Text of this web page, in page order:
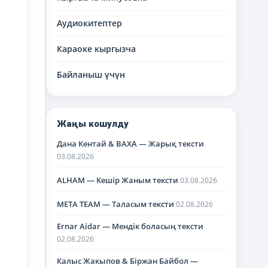
Аудиокитептер
Караоке кыргызча
Байланыш үчүн
Жаңы кошулду
Дана Кентай & BAXA — Жарық тексти
03.08.2026
ALHAM — Кешір Жаным тексти 03.08.2026
META TEAM — Таласым тексти 02.08.2026
Ernar Aidar — Мендік боласың тексти
02.08.2026
Калыс Жакыпов & Біржан Байбол —